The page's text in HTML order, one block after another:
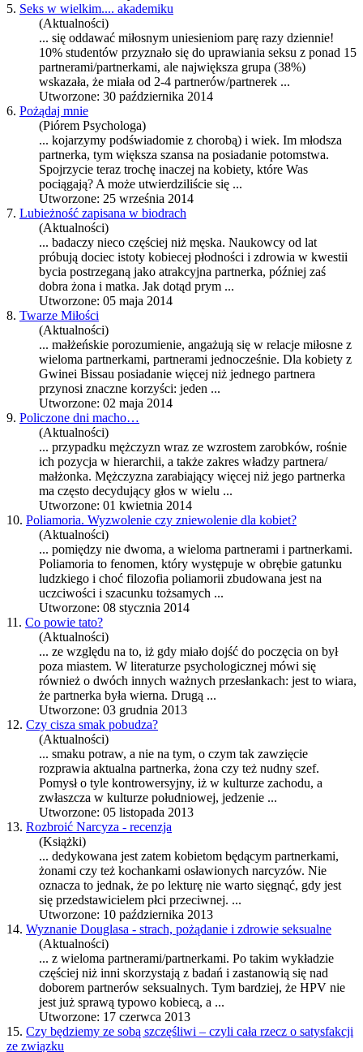
5. Seks w wielkim.... akademiku
(Aktualności)
... się oddawać miłosnym uniesieniom parę razy dziennie!
10% studentów przyznało się do uprawiania seksu z ponad 15
partnerami/partnerkami, ale największa grupa (38%)
wskazała, że miała od 2-4 partnerów/partnerek ...
Utworzone: 30 października 2014
6. Pożądaj mnie
(Piórem Psychologa)
... kojarzymy podświadomie z chorobą) i wiek. Im młodsza
partnerka, tym większa szansa na posiadanie potomstwa.
Spojrzycie teraz trochę inaczej na kobiety, które Was
pociągają? A może utwierdziliście się ...
Utworzone: 25 września 2014
7. Lubieżność zapisana w biodrach
(Aktualności)
... badaczy nieco częściej niż męska. Naukowcy od lat
próbują dociec istoty kobiecej płodności i zdrowia w kwestii
bycia postrzeganą jako atrakcyjna partnerka, później zaś
dobra żona i matka. Jak dotąd prym ...
Utworzone: 05 maja 2014
8. Twarze Miłości
(Aktualności)
... małżeńskie porozumienie, angażują się w relacje miłosne z
wieloma partnerkami, partnerami jednocześnie. Dla kobiety z
Gwinei Bissau posiadanie więcej niż jednego partnera
przynosi znaczne korzyści: jeden ...
Utworzone: 02 maja 2014
9. Policzone dni macho…
(Aktualności)
... przypadku mężczyzn wraz ze wzrostem zarobków, rośnie
ich pozycja w hierarchii, a także zakres władzy partnera/
małżonka. Mężczyzna zarabiający więcej niż jego partnerka
ma często decydujący głos w wielu ...
Utworzone: 01 kwietnia 2014
10. Poliamoria. Wyzwolenie czy zniewolenie dla kobiet?
(Aktualności)
... pomiędzy nie dwoma, a wieloma partnerami i partnerkami.
Poliamoria to fenomen, który występuje w obrębie gatunku
ludzkiego i choć filozofia poliamorii zbudowana jest na
uczciwości i szacunku tożsamych ...
Utworzone: 08 stycznia 2014
11. Co powie tato?
(Aktualności)
... ze względu na to, iż gdy miało dojść do poczęcia on był
poza miastem. W literaturze psychologicznej mówi się
również o dwóch innych ważnych przesłankach: jest to wiara,
że partnerka była wierna. Drugą ...
Utworzone: 03 grudnia 2013
12. Czy cisza smak pobudza?
(Aktualności)
... smaku potraw, a nie na tym, o czym tak zawzięcie
rozprawia aktualna partnerka, żona czy też nudny szef.
Pomysł o tyle kontrowersyjny, iż w kulturze zachodu, a
zwłaszcza w kulturze południowej, jedzenie ...
Utworzone: 05 listopada 2013
13. Rozbroić Narcyza - recenzja
(Książki)
... dedykowana jest zatem kobietom będącym partnerkami,
żonami czy też kochankami osławionych narcyzów. Nie
oznacza to jednak, że po lekturę nie warto sięgnąć, gdy jest
się przedstawicielem płci przeciwnej. ...
Utworzone: 10 października 2013
14. Wyznanie Douglasa - strach, pożądanie i zdrowie seksualne
(Aktualności)
... z wieloma partnerami/partnerkami. Po takim wykładzie
częściej niż inni skorzystają z badań i zastanowią się nad
doborem partnerów seksualnych. Tym bardziej, że HPV nie
jest już sprawą typowo kobiecą, a ...
Utworzone: 17 czerwca 2013
15. Czy będziemy ze sobą szczęśliwi – czyli cała rzecz o satysfakcji
ze związku